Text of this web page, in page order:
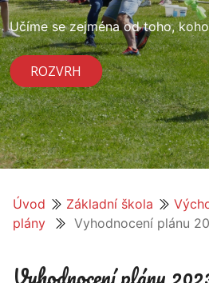
Učíme se zejména od toho,
ROZVRH
Úvod Základní škola
plány
Vyhodnocení plánu